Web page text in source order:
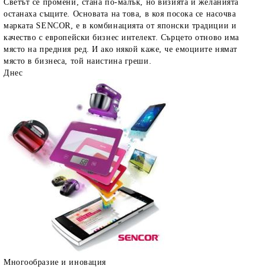
Светът се промени, стана по-малък, но визията и желанията
останаха същите. Основата на това, в коя посока се насочва
марката SENCOR, е в комбинацията от японски традиции и
качество с европейски бизнес интелект. Сърцето отново има
място на предния ред. И ако някой каже, че емоциите нямат
място в бизнеса, той наистина греши.
Днес
Многообразие и иновация